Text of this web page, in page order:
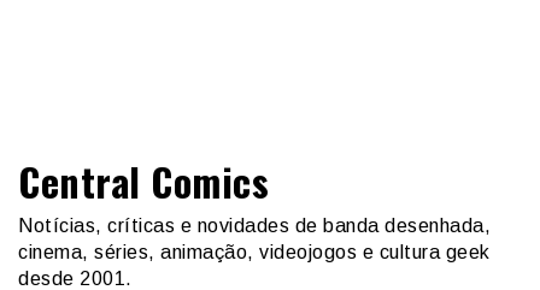
Central Comics
Notícias, críticas e novidades de banda desenhada,
cinema, séries, animação, videojogos e cultura geek
desde 2001.